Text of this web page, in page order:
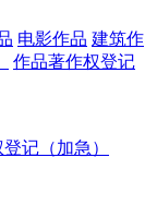
电影作品 建筑作
作品著作权登记
记（加急）